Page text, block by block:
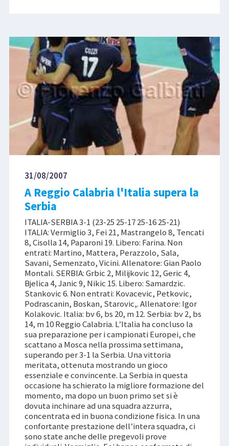
31/08/2007
A Reggio Calabria l'Italia supera la
Serbia
ITALIA-SERBIA 3-1 (23-25 25-17 25-16 25-21)
ITALIA: Vermiglio 3, Fei 21, Mastrangelo 8, Tencati
8, Cisolla 14, Paparoni 19. Libero: Farina. Non
entrati: Martino, Mattera, Perazzolo, Sala,
Savani, Semenzato, Vicini. Allenatore: Gian Paolo
Montali. SERBIA: Grbic 2, Milijkovic 12, Geric 4,
Bjelica 4, Janic 9, Nikic 15. Libero: Samardzic.
Stankovic 6. Non entrati: Kovacevic, Petkovic,
Podrascanin, Boskan, Starovic,. Allenatore: Igor
Kolakovic. Italia: bv 6, bs 20, m 12. Serbia: bv 2, bs
14, m 10 Reggio Calabria. L’Italia ha concluso la
sua preparazione per i campionati Europei, che
scattano a Mosca nella prossima settimana,
superando per 3-1 la Serbia. Una vittoria
meritata, ottenuta mostrando un gioco
essenziale e convincente. La Serbia in questa
occasione ha schierato la migliore formazione del
momento, ma dopo un buon primo set si è
dovuta inchinare ad una squadra azzurra,
concentrata ed in buona condizione fisica. In una
confortante prestazione dell’intera squadra, ci
sono state anche delle pregevoli prove